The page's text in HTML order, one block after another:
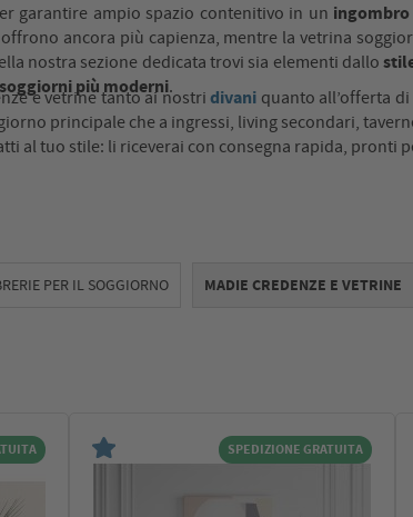
garantire ampio spazio contenitivo in un
ancora più capienza, mentre la vetrina
nostra sezione dedicata trovi sia elementi dallo
soggiorni più moderni.
e vetrine tanto ai nostridivani quanto all’offerta di
principale che a ingressi, living secondari,
al tuo stile: li riceverai con consegna rapida, pronti
PER IL SOGGIORNO MADIE CREDENZE E VETRINE
SPEDIZIONE GRATUITA